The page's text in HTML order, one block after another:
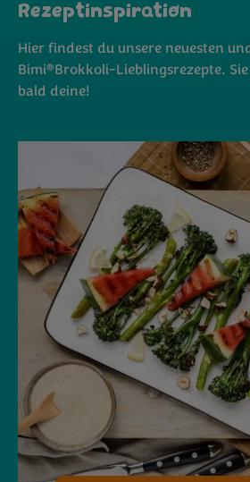
Rezeptinspiration
Hier findest du unsere neuesten
Bimi®Brokkoli-Lieblingsrezepte.
bald deine!